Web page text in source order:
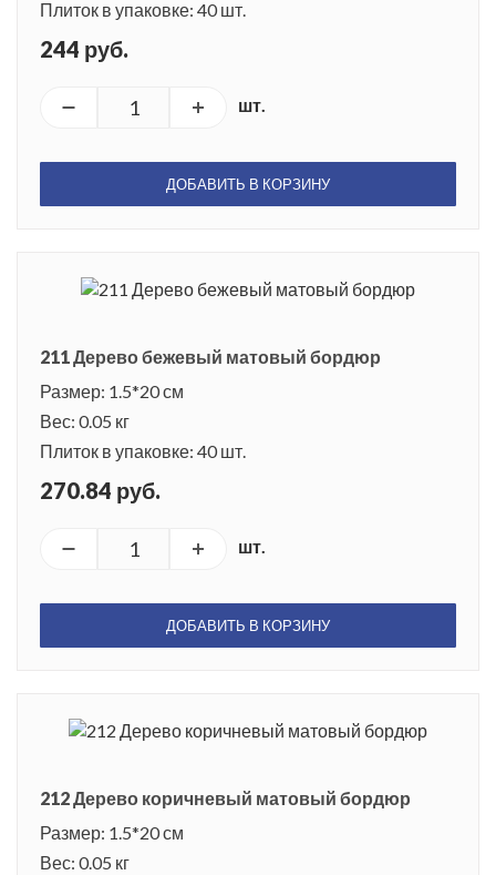
Плиток в упаковке: 40 шт.
244 руб.
шт.
ДОБАВИТЬ В КОРЗИНУ
211 Дерево бежевый матовый бордюр
Размер: 1.5*20 см
Вес: 0.05 кг
Плиток в упаковке: 40 шт.
270.84 руб.
шт.
ДОБАВИТЬ В КОРЗИНУ
212 Дерево коричневый матовый бордюр
Размер: 1.5*20 см
Вес: 0.05 кг